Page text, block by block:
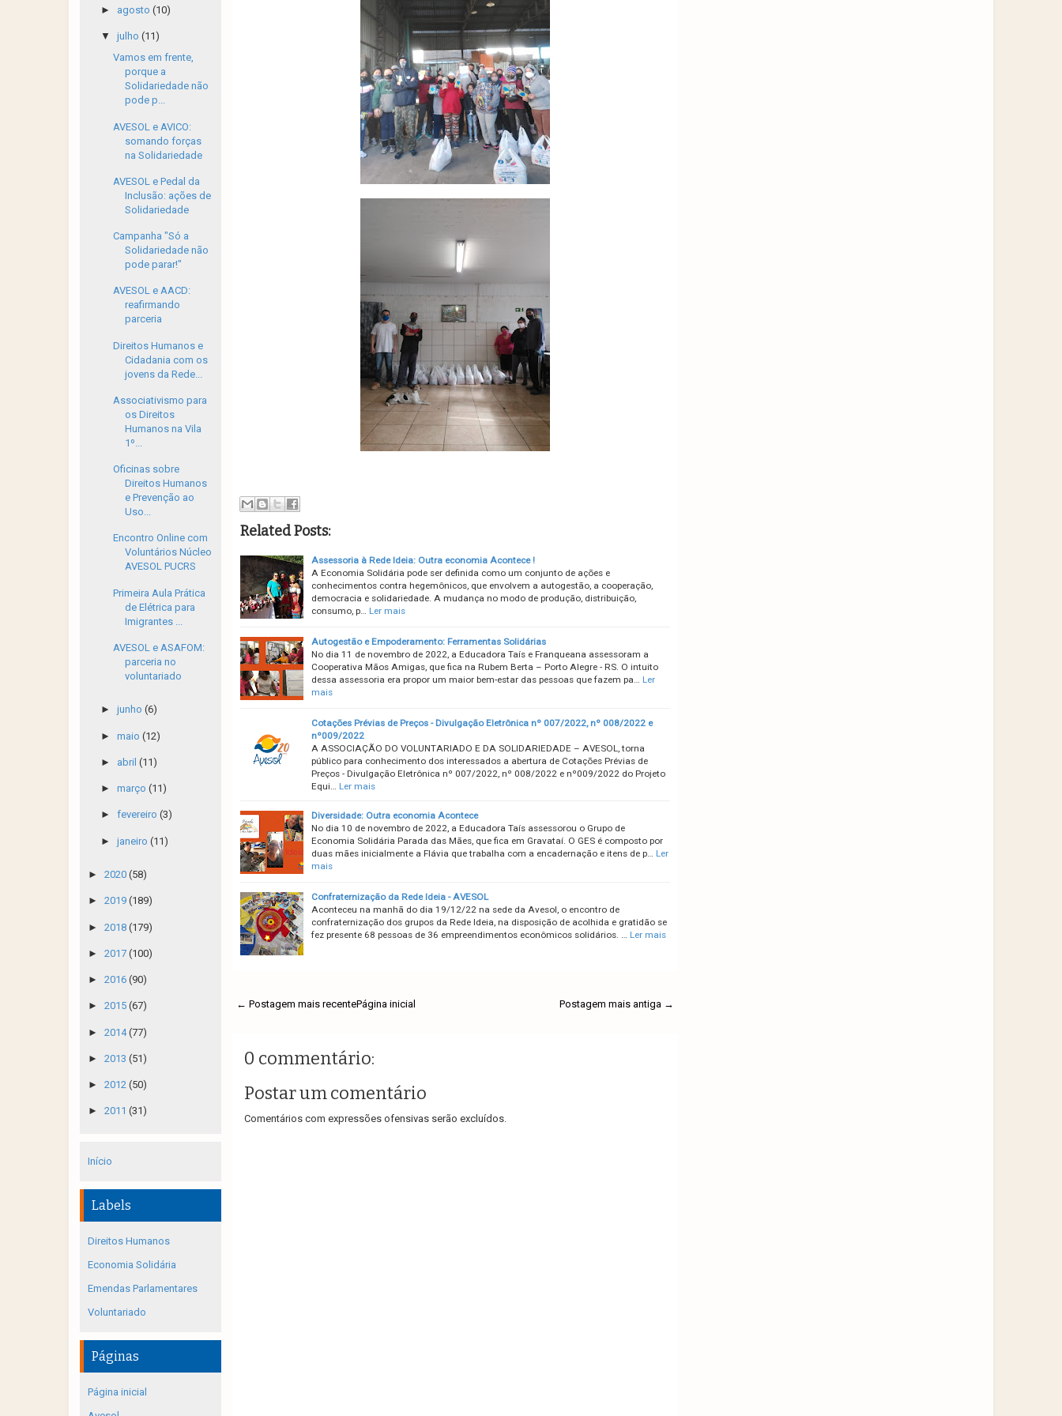
Related Posts:
Assessoria à Rede Ideia: Outra economia Acontece !
A Economia Solidária pode ser definida como um conjunto de ações e
conhecimentos contra hegemônicos, que envolvem a autogestão, a cooperação,
democracia e solidariedade. A mudança no modo de produção, distribuição,
consumo, p…
Ler mais
Autogestão e Empoderamento: Ferramentas Solidárias
No dia 11 de novembro de 2022, a Educadora Taís e Franqueana assessoram a
Cooperativa Mãos Amigas, que fica na Rubem Berta – Porto Alegre - RS. O intuito
dessa assessoria era propor um maior bem-estar das pessoas que fazem pa…
Ler
mais
Cotações Prévias de Preços - Divulgação Eletrônica nº 007/2022, nº 008/2022 e
nº009/2022
A ASSOCIAÇÃO DO VOLUNTARIADO E DA SOLIDARIEDADE – AVESOL, torna
público para conhecimento dos interessados a abertura de Cotações Prévias de
Preços - Divulgação Eletrônica nº 007/2022, nº 008/2022 e nº009/2022 do Projeto
Equi…
Ler mais
Diversidade: Outra economia Acontece
No dia 10 de novembro de 2022, a Educadora Taís assessorou o Grupo de
Economia Solidária Parada das Mães, que fica em Gravataí. O GES é composto por
duas mães inicialmente a Flávia que trabalha com a encadernação e itens de p…
Ler
mais
Confraternização da Rede Ideia - AVESOL
Aconteceu na manhã do dia 19/12/22 na sede da Avesol, o encontro de
confraternização dos grupos da Rede Ideia, na disposição de acolhida e gratidão se
fez presente 68 pessoas de 36 empreendimentos econômicos solidários. …
Ler mais
← Postagem mais recente Postagem mais antiga →
Página inicial
0 commentário:
Postar um comentário
Comentários com expressões ofensivas serão excluídos.
► agosto (10)
▼ julho (11)
Vamos em frente,
porque a
Solidariedade não
pode p...
AVESOL e AVICO:
somando forças
na Solidariedade
AVESOL e Pedal da
Inclusão: ações de
Solidariedade
Campanha "Só a
Solidariedade não
pode parar!"
AVESOL e AACD:
reafirmando
parceria
Direitos Humanos e
Cidadania com os
jovens da Rede...
Associativismo para
os Direitos
Humanos na Vila
1º...
Oficinas sobre
Direitos Humanos
e Prevenção ao
Uso...
Encontro Online com
Voluntários Núcleo
AVESOL PUCRS
Primeira Aula Prática
de Elétrica para
Imigrantes ...
AVESOL e ASAFOM:
parceria no
voluntariado
► junho (6)
► maio (12)
► abril (11)
► março (11)
► fevereiro (3)
► janeiro (11)
► 2020 (58)
► 2019 (189)
► 2018 (179)
► 2017 (100)
► 2016 (90)
► 2015 (67)
► 2014(77)
► 2013 (51)
► 2012 (50)
► 2011 (31)
Início
Labels
Direitos Humanos
Economia Solidária
Emendas Parlamentares
Voluntariado
Páginas
Página inicial